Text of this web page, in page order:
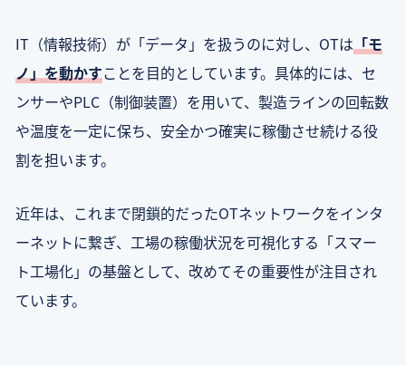
IT（情報技術）が「データ」を扱うのに対し、OTは「モ
ノ」を動かすことを目的としています。具体的には、セ
ンサーやPLC（制御装置）を用いて、製造ラインの回転数
や温度を一定に保ち、安全かつ確実に稼働させ続ける役
割を担います。
近年は、これまで閉鎖的だったOTネットワークをインタ
ーネットに繋ぎ、工場の稼働状況を可視化する「スマー
ト工場化」の基盤として、改めてその重要性が注目され
ています。